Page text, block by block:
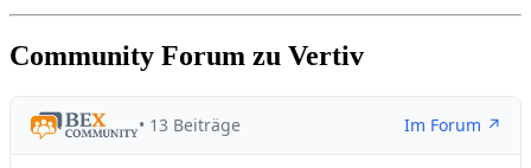
Community Forum zu Vertiv